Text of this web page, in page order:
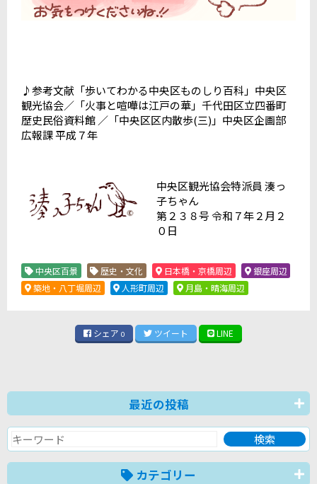
♪参考文献「歩いてわかる中央区ものしり百科」中央区
観光協会／「火事と喧嘩は江戸の華」千代田区立四番町
歴史民俗資料館 ／「中央区区内散歩(三)」中央区企画部
広報課 平成７年
中央区観光協会特派員 湊っ
子ちゃん
第２３８号 令和７年２月２
０日
中央区百景 歴史・文化 日本橋・京橋周辺
銀座周辺
築地・八丁堀周辺
人形町周辺 月島・晴海周辺
シェア 0 ツイート LINE
最近の投稿
カテゴリー